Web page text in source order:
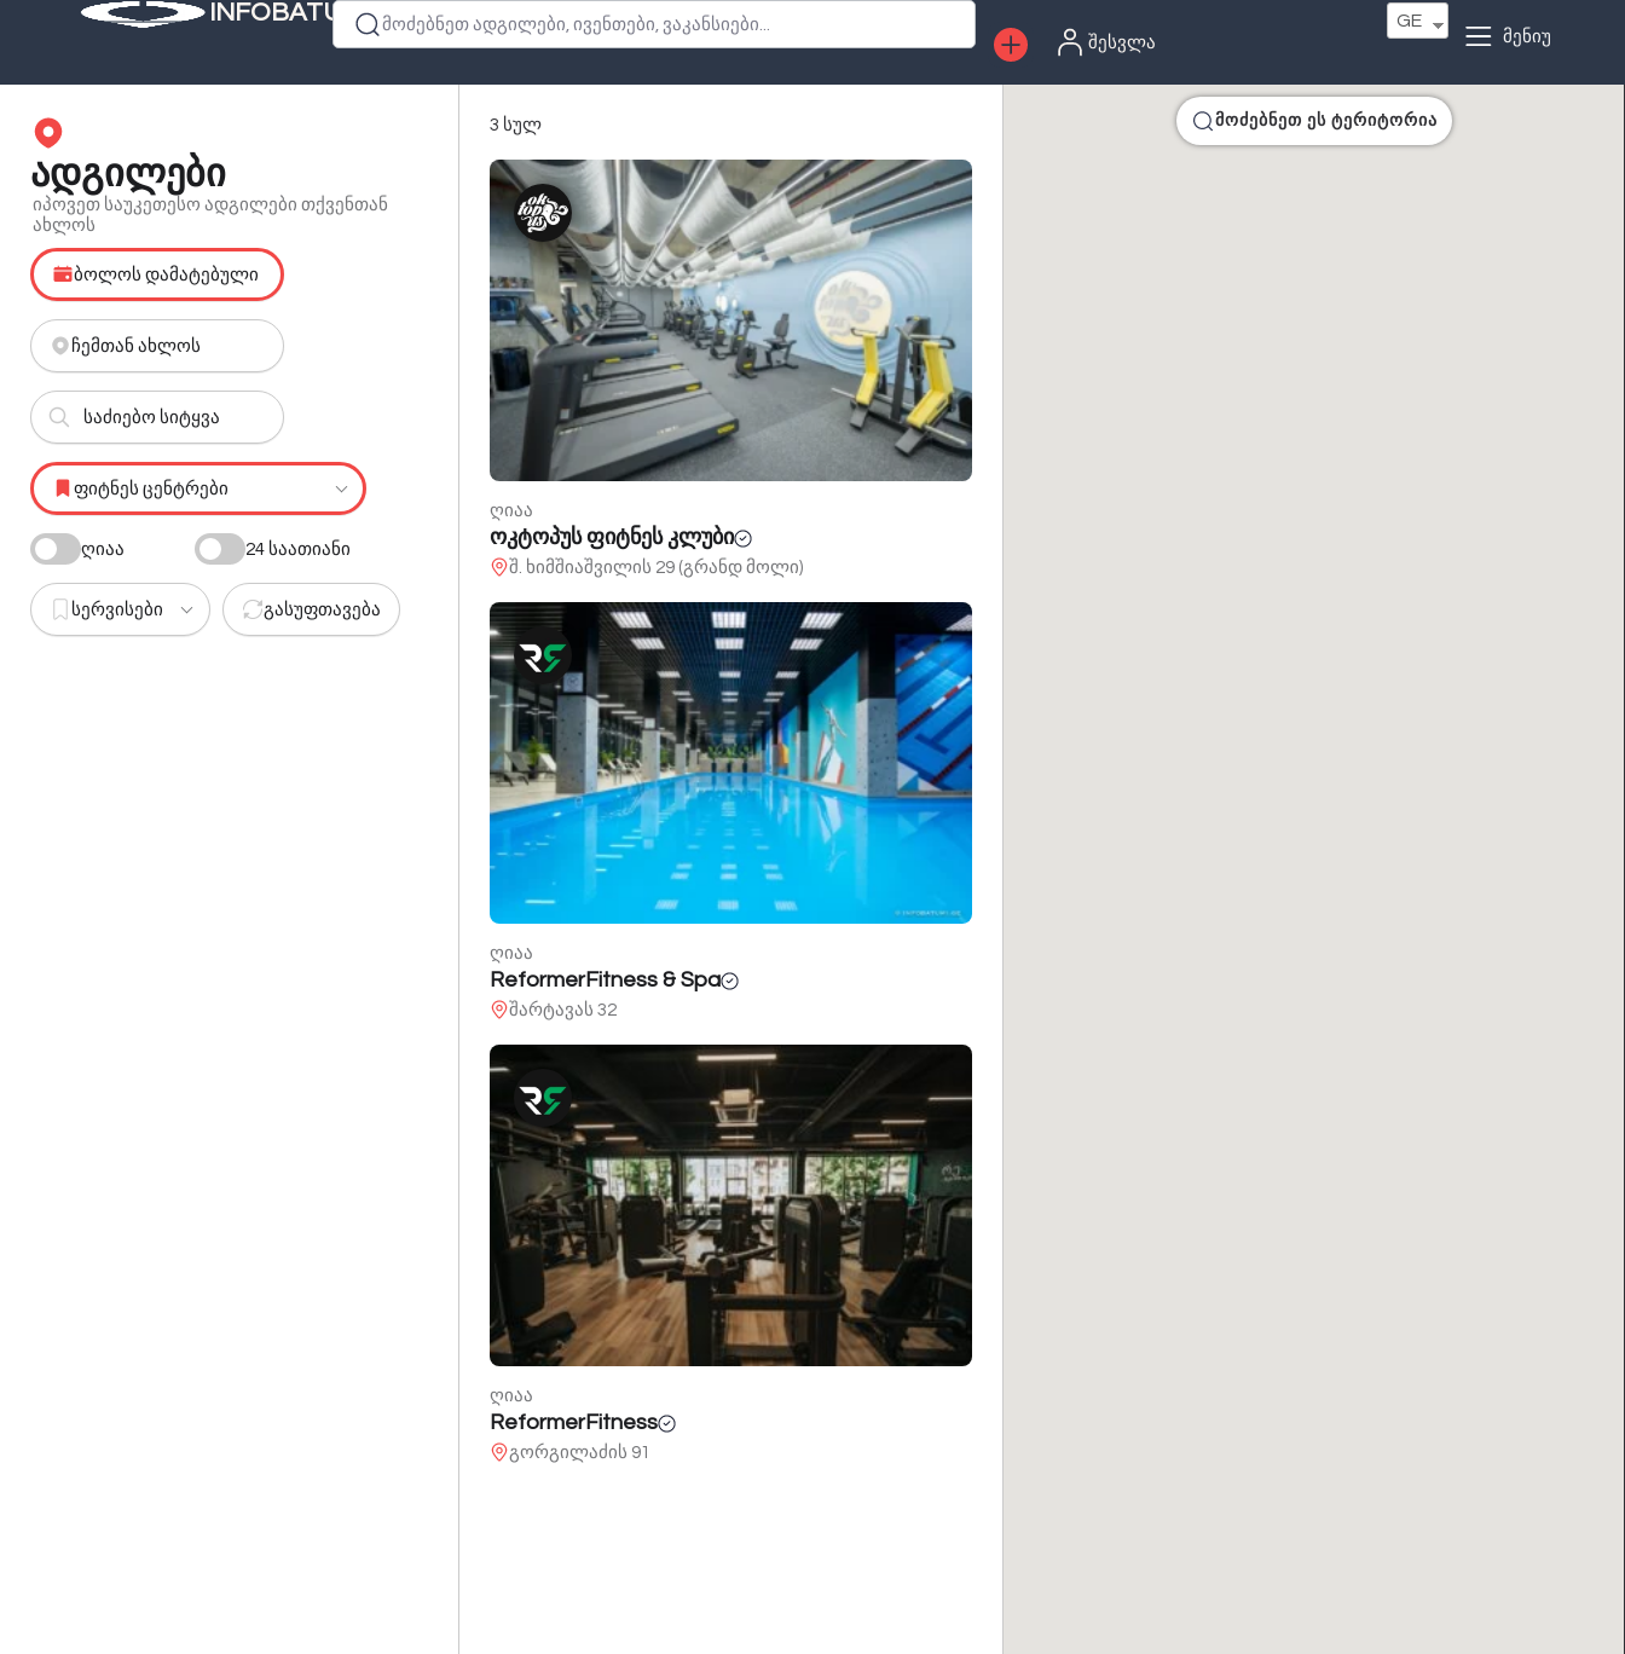
INFOBATUMI.GEმოძებნეთ ადგილები, ივენთები, ვაკანსიები...
შესვლა
GE
მენიუ
ადგილები
იპოვეთ საუკეთესო ადგილები თქვენთან
ახლოს
ბოლოს დამატებული
ჩემთან ახლოს
ფიტნეს ცენტრები
ღიაა 24 საათიანი
სერვისები გასუფთავება
3 სულ
ღიაა
ოკტოპუს ფიტნეს კლუბი
შ. ხიმშიაშვილის 29 (გრანდ მოლი)
ღიაა
ReformerFitness & Spa
შარტავას 32
ღიაა
ReformerFitness
გორგილაძის 91
მოძებნეთ ეს ტერიტორია